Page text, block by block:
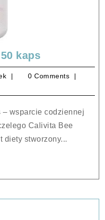
kapsCalivita
Bee
Power
50
modraszek
0 Comments
Calivita Bee
diety stworzony...